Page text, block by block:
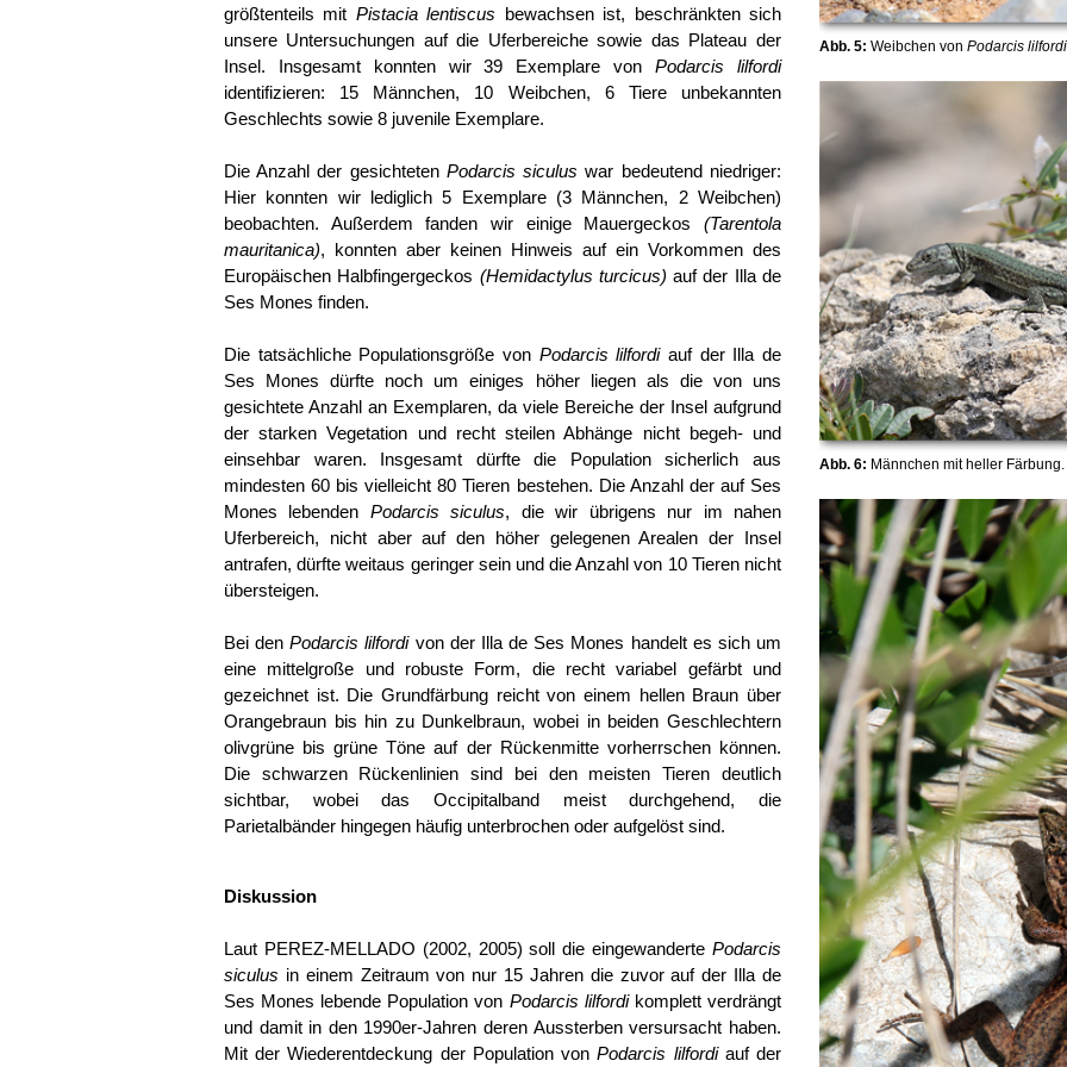
größtenteils mit Pistacia lentiscus bewachsen ist, beschränkten sich
unsere Untersuchungen auf die Uferbereiche sowie das Plateau der
Insel. Insgesamt konnten wir 39 Exemplare vonPodarcis lilfordi
identifizieren: 15 Männchen, 10 Weibchen, 6 Tiere unbekannten
Geschlechts sowie 8 juvenile Exemplare.
Die Anzahl der gesichteten Podarcis siculus war bedeutend niedriger:
Hier konnten wir lediglich 5 Exemplare (3 Männchen, 2 Weibchen)
beobachten. Außerdem fanden wir einige Mauergeckos (Tarentola
mauritanica), konnten aber keinen Hinweis auf ein Vorkommen des
Europäischen Halbfingergeckos (Hemidactylus turcicus) auf der Illa de
Ses Mones finden.
Die tatsächliche Populationsgröße von Podarcis lilfordiauf der Illa de
Ses Mones dürfte noch um einiges höher liegen als die von uns
gesichtete Anzahl an Exemplaren, da viele Bereiche der Insel aufgrund
der starken Vegetation und recht steilen Abhänge nicht begeh- und
einsehbar waren. Insgesamt dürfte die Population sicherlich aus
mindesten 60 bis vielleicht 80 Tieren bestehen. Die Anzahl der auf Ses
Mones lebenden Podarcis siculus, die wir übrigens nur im nahen
Uferbereich, nicht aber auf den höher gelegenen Arealen der Insel
antrafen, dürfte weitaus geringer sein und die Anzahl von 10 Tieren nicht
übersteigen.
Bei denPodarcis lilfordivon der Illa de Ses Mones handelt es sich um
eine mittelgroße und robuste Form, die recht variabel gefärbt und
gezeichnet ist. Die Grundfärbung reicht von einem hellen Braun über
Orangebraun bis hin zu Dunkelbraun, wobei in beiden Geschlechtern
olivgrüne bis grüne Töne auf der Rückenmitte vorherrschen können.
Die schwarzen Rückenlinien sind bei den meisten Tieren deutlich
sichtbar, wobei das Occipitalband meist durchgehend, die
Parietalbänder hingegen häufig unterbrochen oder aufgelöst sind.
Diskussion
Laut PEREZ-MELLADO (2002, 2005) soll die eingewanderte Podarcis
siculus in einem Zeitraum von nur 15 Jahren die zuvor auf der Illa de
Ses Mones lebende Population von Podarcis lilfordikomplett verdrängt
und damit in den 1990er-Jahren deren Aussterben versursacht haben.
Mit der Wiederentdeckung der Population vonPodarcis lilfordiauf der
Abb. 5: Weibchen von Podarcis lilfordi
Abb. 6: Männchen mit heller Färbung.